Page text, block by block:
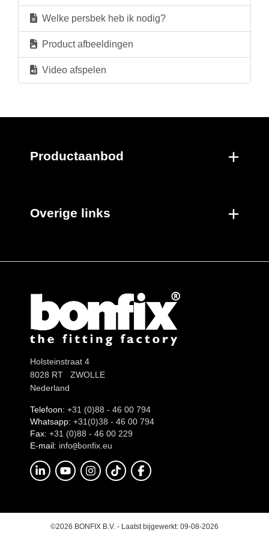
Welke persbek heb ik nodig?
Product afbeeldingen
Video afspelen
Productaanbod
Overige links
Holsteinstraat 4
8028 RT ZWOLLE
Nederland
Telefoon: +31 (0)88 - 46 00 794
Whatsapp: +31(0)38 - 46 00 794
Fax: +31 (0)88 - 46 00 229
E-mail: info@bonfix.eu
©2026 BONFIX B.V. - Laatst bijgewerkt: 09-08-2026